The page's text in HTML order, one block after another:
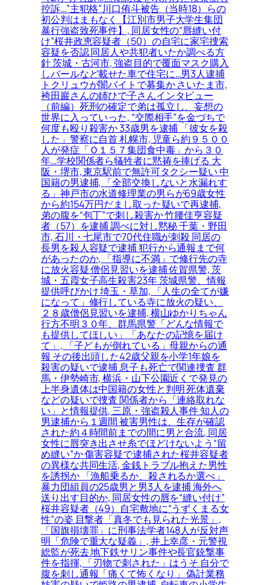
控訴…”主犯格”川口侑斗被告（当時18）らの
初公判はまもなく【江別市男子大学生集団
暴行強盗致死事件】, 同居女性の“唇縫い付
け”桜井政恵容疑者（50）の自宅に家宅捜索
容疑を否認 同居人や共犯者いたか調べる方
針 茨城・古河市, 強盗目的で覆面マスク購入
しバールなど載せた車で住宅に…男3人逮捕
トクリュウが闇バイトで募集か さいたま市,
袴田巖さんの姉ひで子さんインタビュー
（前編）死刑の確定で弟は孤立し、妄想の
世界に入っていった, “交際相手”を金づちで
何度も殴り殺害か 33歳男を逮捕 「彼女を殺
した」警察に自首 札幌市, 児童ら約９５００
人が発症「Ｏ１５７集団食中毒」から３０
年…学校関係者ら犠牲者に黙祷を捧げる 大
阪・堺市, 東京駅前で無許可タクシー疑い 中
国籍の男逮捕, 「全部交換しないと水漏れす
る」神戸市の水道修理業の男らが69歳女性
から約154万円だまし取った疑いで再逮捕,
弟の腹を“包丁”で刺し殺害か 竹腰佳亨容疑
者（57）を逮捕 調べに対し黙秘 千葉・野田
市, 石川・七尾市で70代住職が刺殺 同居の
長男を殺人容疑で逮捕 犯行から通報まで何
があったのか, 「指導に不満」で修行先の寺
に放火容疑 僧侶見習いを逮捕 佐賀県警, 茨
城・五霞女子高生殺害23年 茨城県警、情報
提供呼びかけ 埼玉・草加, 「人生の全てが嫌
になって」修行している寺に放火の疑い、
２８歳僧侶見習いを逮捕, 横山ゆかりちゃん
行方不明３０年、群馬県警「どんな情報で
も提供してほしい」「あなたの記憶を届け
て」, 「子どもが倒れている」母親からの通
報 その後出頭した42歳父親を小学1年娘を
殺害の疑いで逮捕 息子も死亡で関連捜査 群
馬・伊勢崎市, 横浜・山下公園近くで発見の
上半身遺体は中国籍の女性と判明 死体遺棄
などの疑いで捜査 関係者から「連絡取れな
い」と情報提供, 三原・強盗殺人事件 知人の
男逮捕から１週間 被害男性は、生存が確認
された約４時間前までの間に男と合流, 同居
女性に唇突き出させ糸でほどけないよう“留
め縫い”か 傷害容疑で逮捕された桜井容疑者
の異様な共同生活, 金銭トラブル抱えた男性
を誘拐か 「漁船乗るか、殺されるか選べ」
暴力団組員の25歳男と男3人を逮捕 海外へ
送り出す目的か, 同居女性の唇を“縫い付け”
桜井容疑者（49）自宅敷地に“うずくまる女
性”の姿 目撃者「真冬でも見られた光景」,
「国旗損壊罪」に刑事法学者148人が反対声
明「危険で重大な疑義」, 井上幸彦・元警視
総監が死去 地下鉄サリン事件や長官銃撃事
件を指揮, 「刃物で刺された」はうそ 自分で
腹を刺し通報「痛くて怖くなり」 偽計業務